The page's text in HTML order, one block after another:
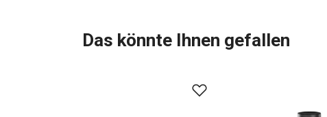
Das könnte Ihnen gefallen